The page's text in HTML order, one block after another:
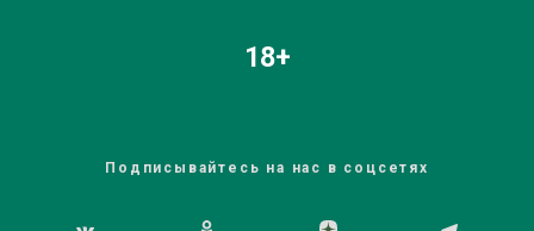
18+
Подписывайтесь на нас в соцсетях